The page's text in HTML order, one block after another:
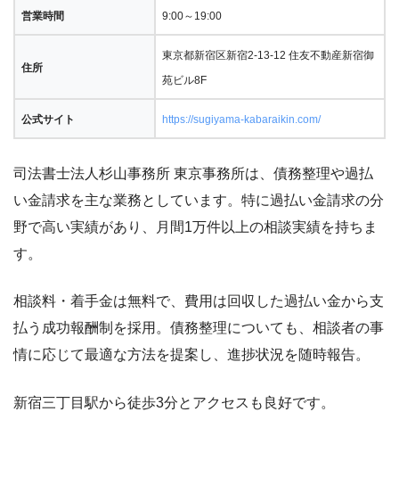
営業時間 9:00～19:00
住所
東京都新宿区新宿2-13-12 住友不動産新宿御
苑ビル8F
公式サイト https://sugiyama-kabaraikin.com/
司法書士法人杉山事務所 東京事務所は、債務整理や過払
い金請求を主な業務としています。特に過払い金請求の分
野で高い実績があり、月間1万件以上の相談実績を持ちま
す。
相談料・着手金は無料で、費用は回収した過払い金から支
払う成功報酬制を採用。債務整理についても、相談者の事
情に応じて最適な方法を提案し、進捗状況を随時報告。
新宿三丁目駅から徒歩3分とアクセスも良好です。